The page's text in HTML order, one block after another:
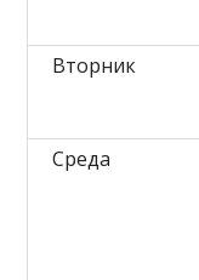
Вторник
Среда